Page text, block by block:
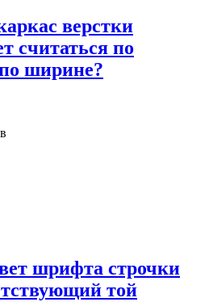
верстки
считаться по
ширине?
шрифта строчки
той